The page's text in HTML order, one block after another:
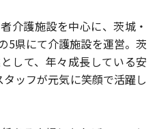
介護施設を中心に、茨城・
5県にて介護施設を運営。茨
して、年々成長している安
ッフが元気に笑顔で活躍し